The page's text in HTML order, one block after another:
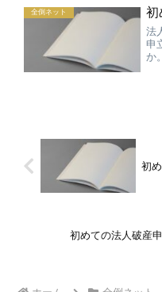
い
全倒ネット 初
法
申
か
初
初めての法人破産